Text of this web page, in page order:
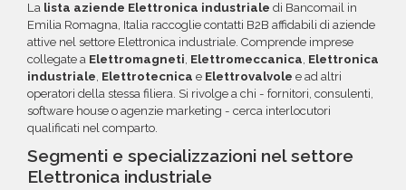
maggiori informazioni su come sfruttare
questa opzione.
La lista aziende Elettronica industriale di Bancomail in
Emilia Romagna, Italia raccoglie contatti B2B affidabili di aziende
attive nel settore Elettronica industriale. Comprende imprese
collegate a Elettromagneti, Elettromeccanica, Elettronica
industriale, Elettrotecnica e Elettrovalvole e ad altri
operatori della stessa filiera. Si rivolge a chi - fornitori, consulenti,
software house o agenzie marketing - cerca interlocutori
qualificati nel comparto.
Segmenti e specializzazioni nel settore
Elettronica industriale